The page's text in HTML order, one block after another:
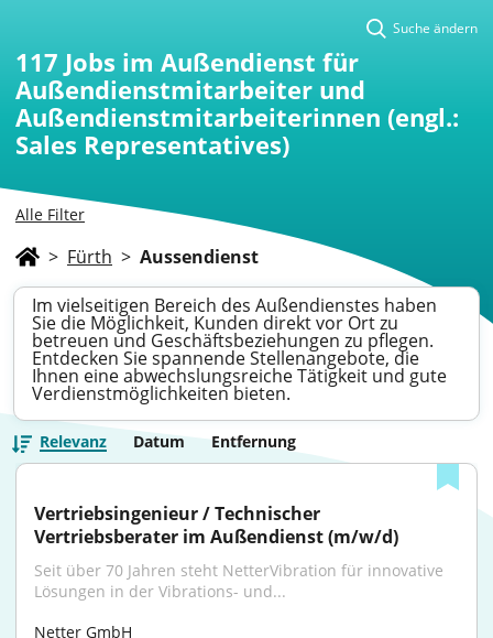
Alle Filter
Suche ändern
117 Jobs im Außendienst für
Außendienstmitarbeiter und
Außendienstmitarbeiterinnen (engl.:
Sales Representatives)
> Fürth > Aussendienst
Im vielseitigen Bereich des Außendienstes haben
Sie die Möglichkeit, Kunden direkt vor Ort zu
betreuen und Geschäftsbeziehungen zu pflegen.
Entdecken Sie spannende Stellenangebote, die
Ihnen eine abwechslungsreiche Tätigkeit und gute
Verdienstmöglichkeiten bieten.
Relevanz Datum Entfernung
Vertriebsingenieur / Technischer
Vertriebsberater im Außendienst (m/w/d)
Seit über 70 Jahren steht NetterVibration für innovative
Lösungen in der Vibrations- und...
Netter GmbH